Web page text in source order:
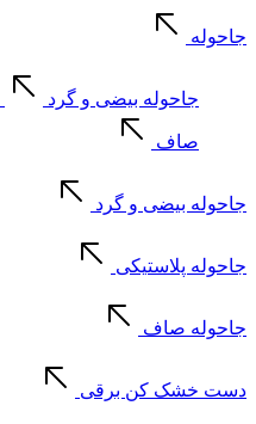
جاحوله
جاحوله بیضی و گرد
صاف
جاحوله بیضی و گرد
جاحوله پلاستیکی
جاحوله صاف
دست خشک کن برقی